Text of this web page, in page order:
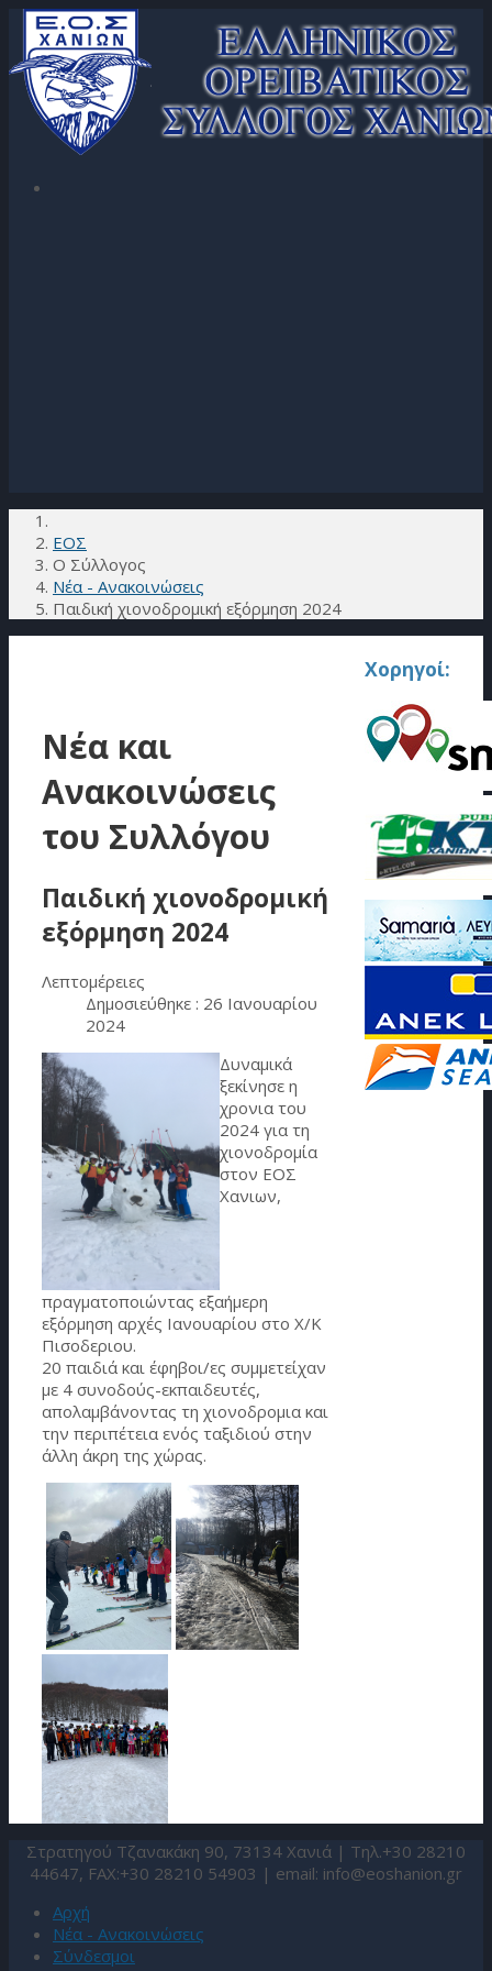
ΕΟΣ
Ο Σύλλογος
Νέα - Ανακοινώσεις
Παιδική χιονοδρομική εξόρμηση 2024
Χορηγοί:
Νέα και
Ανακοινώσεις
του Συλλόγου
Παιδική χιονοδρομική
εξόρμηση 2024
Λεπτομέρειες
Δημοσιεύθηκε : 26 Ιανουαρίου
2024
Δυναμικά
ξεκίνησε η
χρονια του
2024 για τη
χιονοδρομία
στον ΕΟΣ
Χανιων,
πραγματοποιώντας εξαήμερη
εξόρμηση αρχές Ιανουαρίου στο Χ/Κ
Πισοδεριου.
20 παιδιά και έφηβοι/ες συμμετείχαν
με 4 συνοδούς-εκπαιδευτές,
απολαμβάνοντας τη χιονοδρομια και
την περιπέτεια ενός ταξιδιού στην
άλλη άκρη της χώρας.
Στρατηγού Τζανακάκη 90, 73134 Χανιά | Τηλ.+30 28210
44647, FAX:+30 28210 54903 | email: info@eoshanion.gr
Αρχή
Νέα - Ανακοινώσεις
Σύνδεσμοι